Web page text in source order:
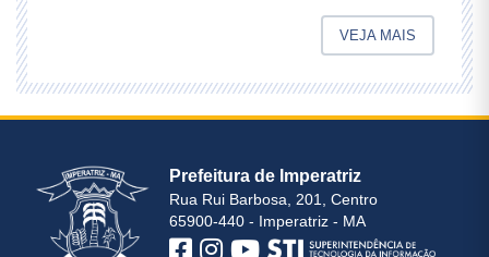
VEJA MAIS
Prefeitura de Imperatriz
Rua Rui Barbosa, 201, Centro
65900-440 - Imperatriz - MA